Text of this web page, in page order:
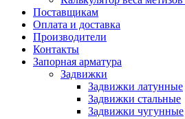
Поставщикам
Оплата и доставка
Производители
Контакты
Запорная арматура
Задвижки
Задвижки латунные
Задвижки стальные
Задвижки чугунные